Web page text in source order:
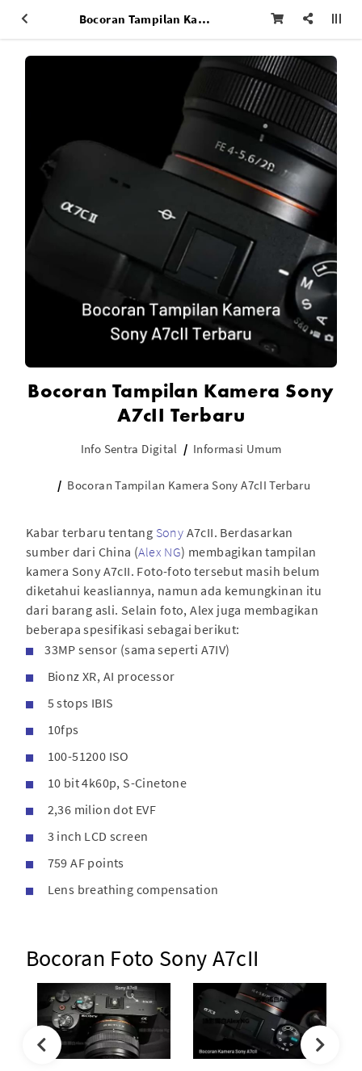
Bocoran Tampilan Kamera Sony A7cII Terbaru
Bocoran Tampilan Kamera Sony
A7cII Terbaru
Info Sentra Digital Informasi Umum
Bocoran Tampilan Kamera Sony A7cII Terbaru
Kabar terbaru tentang Sony A7cII. Berdasarkan
sumber dari China (Alex NG) membagikan tampilan
kamera Sony A7cII. Foto-foto tersebut masih belum
diketahui keasliannya, namun ada kemungkinan itu
dari barang asli. Selain foto, Alex juga membagikan
beberapa spesifikasi sebagai berikut:
33MP sensor (sama seperti A7IV)
Bionz XR, AI processor
5 stops IBIS
10fps
100-51200 ISO
10 bit 4k60p, S-Cinetone
2,36 milion dot EVF
3 inch LCD screen
759 AF points
Lens breathing compensation
Bocoran Foto Sony A7cII